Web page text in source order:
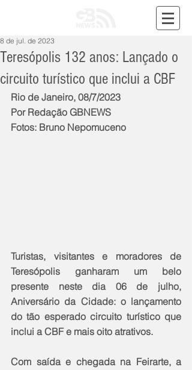
Teresópolis 132 anos: Lançado o
circuito turístico que inclui a CBF
8 de jul. de 2023
Rio de Janeiro, 08/7/2023
Por Redação GBNEWS
Fotos: Bruno Nepomuceno
Turistas, visitantes e moradores de
Teresópolis ganharam um belo
presente neste dia 06 de julho,
Aniversário da Cidade: o lançamento
do tão esperado circuito turístico que
inclui a CBF e mais oito atrativos.
Com saída e chegada na Feirarte, a